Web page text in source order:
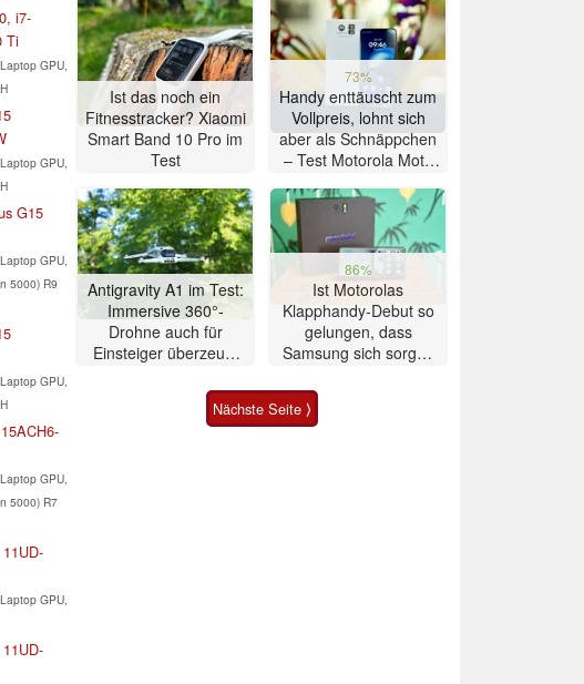
i7-
Ti
GPU,
GPU,
G15
GPU,
5000) R9
GPU,
GPU,
5000) R7
GPU,
Ist das noch ein
Fitnesstracker? Xiaomi
Smart Band 10 Pro im
Test
73%
Handy enttäuscht zum
Vollpreis, lohnt sich
aber als Schnäppchen
– Test Motorola Moto
Antigravity A1 im Test:
Immersive 360°-
Drohne auch für
Einsteiger überzeugt
86%
Ist Motorolas
Klapphandy-Debut so
gelungen, dass
Samsung sich sorgen
Smartphone im Test
Nächste Seite ⟩